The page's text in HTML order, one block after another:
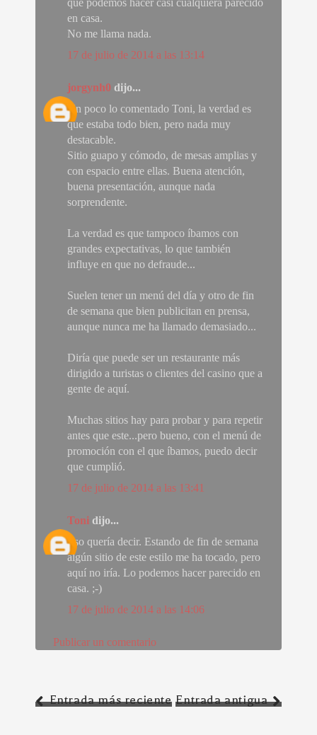
que podemos hacer casi cualquiera parecido
en casa.
No me llama nada.
17 de julio de 2014 a las 13:14
jorgynh0 dijo...
Un poco lo comentado Toni, la verdad es
que estaba todo bien, pero nada muy
destacable.
Sitio guapo y cómodo, de mesas amplias y
con espacio entre ellas. Buena atención,
buena presentación, aunque nada
sorprendente.
La verdad es que tampoco íbamos con
grandes expectativas, lo que también
influye en que no defraude...
Suelen tener un menú del día y otro de fin
de semana que bien publicitan en prensa,
aunque nunca me ha llamado demasiado...
Diría que puede ser un restaurante más
dirigido a turistas o clientes del casino que a
gente de aquí.
Muchas sitios hay para probar y para repetir
antes que este...pero bueno, con el menú de
promoción con el que íbamos, puedo decir
que cumplió.
17 de julio de 2014 a las 13:41
Toni dijo...
Eso quería decir. Estando de fin de semana
algún sitio de este estilo me ha tocado, pero
aquí no iría. Lo podemos hacer parecido en
casa. ;-)
17 de julio de 2014 a las 14:06
Publicar un comentario
Entrada más reciente Entrada antigua